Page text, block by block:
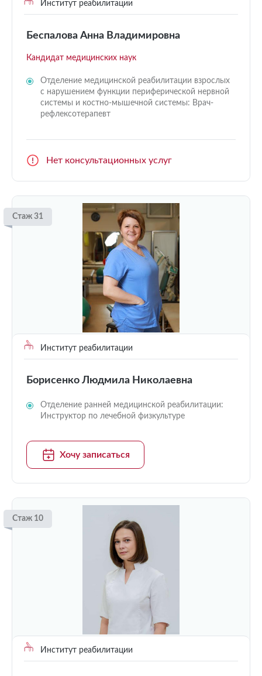
Институт реабилитации
Беспалова Анна Владимировна
Кандидат медицинских наук
Отделение медицинской реабилитации взрослых
с нарушением функции периферической нервной
системы и костно-мышечной системы: Врач-
рефлексотерапевт
Нет консультационных услуг
Стаж 31
Институт реабилитации
Борисенко Людмила Николаевна
Отделение ранней медицинской реабилитации:
Инструктор по лечебной физкультуре
Хочу записаться
Стаж 10
Институт реабилитации